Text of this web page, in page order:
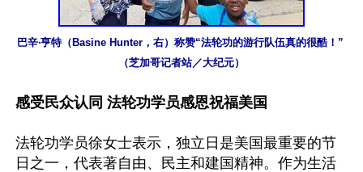
巴辛‧亨特（Basine Hunter，右）称赞“法轮功的游行队伍真的很酷！”
（芝加哥记者站／大纪元）
感受民众认同 法轮功学员感恩祝福美国
法轮功学员徐女士表示，独立日是美国最重要的节
日之一，代表著自由、民主和建国精神。作为生活